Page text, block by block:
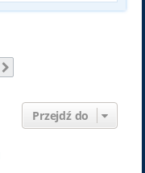
Przejdź do